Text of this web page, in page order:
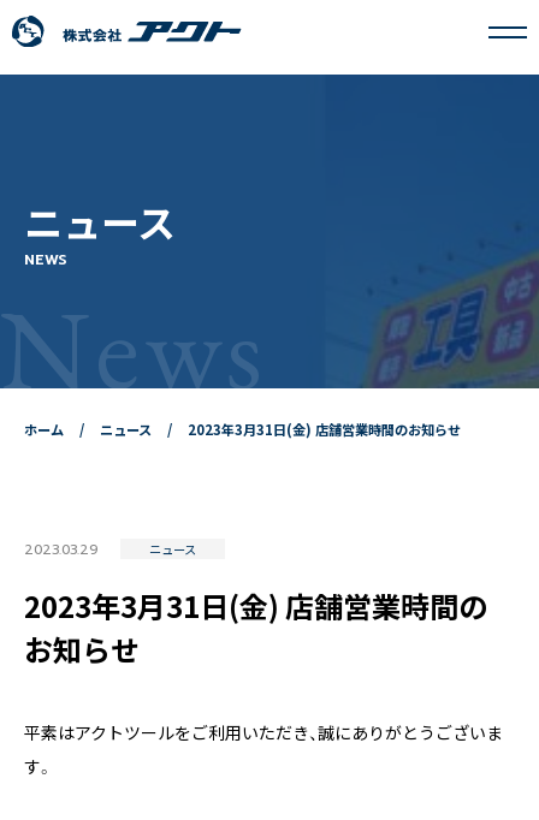
News
ニュース
NEWS
ホーム ニュース 2023年3月31日(金) 店舗営業時間のお知らせ
2023.03.29 ニュース
2023年3月31日(金) 店舗営業時間の
お知らせ
平素はアクトツールをご利用いただき、誠にありがとうございま
す。
事業内容
採用情報
ニュース
西池袋第一生命ビルディング5階
TEL：03-6914-3443